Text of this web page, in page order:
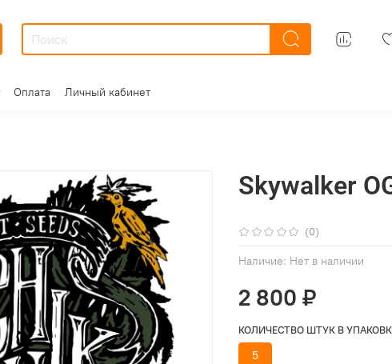
Оплата Личный кабинет
(0)
Наличие: Нет в наличии
Skywalker
2 800 ₽
КОЛИЧЕСТВО ШТУК В
5